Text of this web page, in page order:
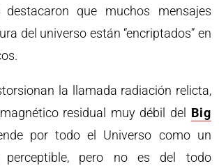
que muchos mensajes
del universo están “encriptados” en
la llamada radiación relicta,
residual muy débil del Big
por todo el Universo como un
perceptible, pero no es del todo